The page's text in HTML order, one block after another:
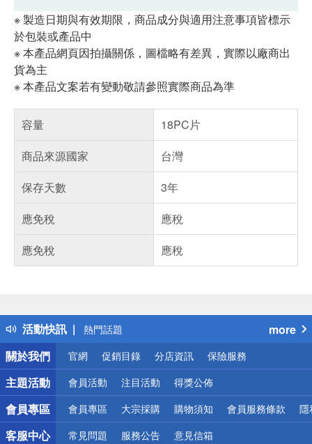
※ 製造日期與有效期限，商品成分與適用注意事項皆標示
於包裝或產品中
※ 本產品網頁因拍攝關係，圖檔略有差異，實際以廠商出
貨為主
※ 本產品文案若有變動敬請參照實際商品為準
容量
18PC片
商品來源國家
台灣
保存天數
3年
應免稅
應稅
應免稅
應稅
活動快訊
得獎公告
熱門話題
銀行優惠
偏遠地區配送
詐騙網頁！請小心！
more
關於我們
官網 促銷目錄 分店資訊 保險服務
主題活動 會員活動 注目活動 得獎公佈
會員專區 會員專區 大宗採購 購物須知 會員服務條款 隱
客服中心 常見問題 服務公告 意見信箱